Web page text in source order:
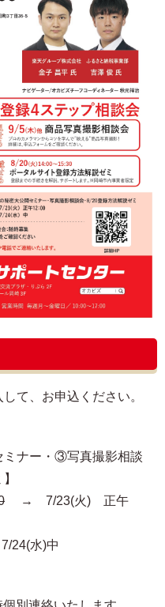
て、お申込ください。
ミナー・③写真撮影相談
→ 7/23(火) 正午
水)中